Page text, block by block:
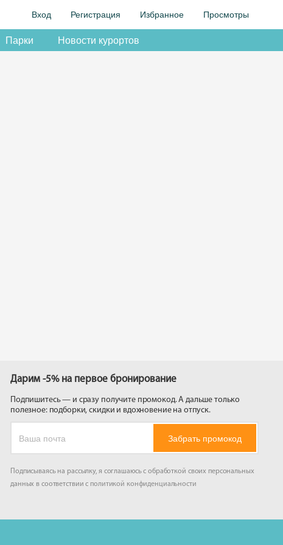
Вход Регистрация Избранное Просмотры
Парки Новости курортов
Дарим -5% на первое бронирование
Подпишитесь — и сразу получите промокод. А дальше только
полезное: подборки, скидки и вдохновение на отпуск.
Забрать промокод
Подписываясь на рассылку, я соглашаюсь с обработкой своих персональных
данных в соответствии с политикой конфиденциальности